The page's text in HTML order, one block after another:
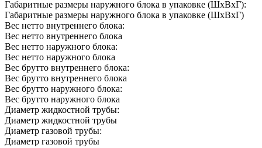
Габаритные размеры наружного блока в упаковке (ШxВxГ):
Габаритные размеры наружного блока в упаковке (ШxВxГ)
Вес нетто внутреннего блока:
Вес нетто внутреннего блока
Вес нетто наружного блока:
Вес нетто наружного блока
Вес брутто внутреннего блока:
Вес брутто внутреннего блока
Вес брутто наружного блока:
Вес брутто наружного блока
Диаметр жидкостной трубы:
Диаметр жидкостной трубы
Диаметр газовой трубы:
Диаметр газовой трубы